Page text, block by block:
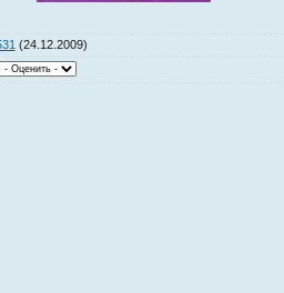
(24.12.2009)